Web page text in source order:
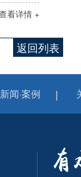
看详情 +
返回列表
新闻·案例